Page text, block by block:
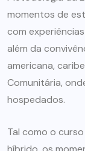
momentos de
com
além da
americana,
Comunitária,
hospedados.
Tal como o